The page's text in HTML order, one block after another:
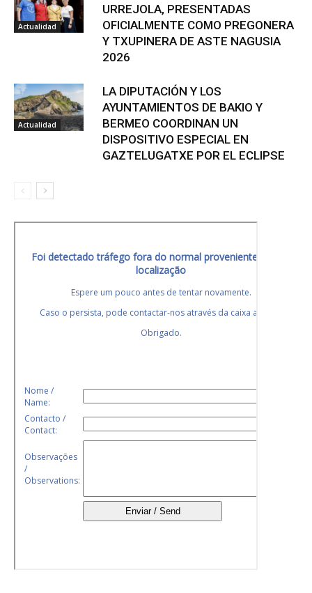
Actualidad
URREJOLA, PRESENTADAS
OFICIALMENTE COMO PREGONERA
Y TXUPINERA DE ASTE NAGUSIA
2026
Actualidad
LA DIPUTACIÓN Y LOS
AYUNTAMIENTOS DE BAKIO Y
BERMEO COORDINAN UN
DISPOSITIVO ESPECIAL EN
GAZTELUGATXE POR EL ECLIPSE